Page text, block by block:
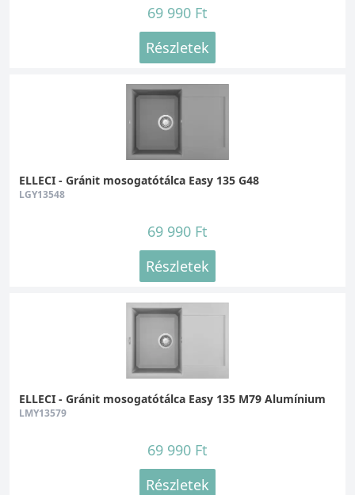
69 990 Ft
Részletek
ELLECI - Gránit mosogatótálca Easy 135 G48
LGY13548
69 990 Ft
Részletek
ELLECI - Gránit mosogatótálca Easy 135 M79 Alumínium
LMY13579
69 990 Ft
Részletek